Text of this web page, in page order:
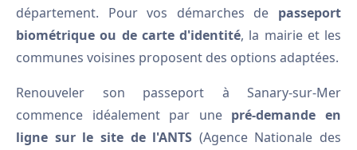
département. Pour vos démarches de passeport
biométrique ou de carte d'identité, la mairie et les
communes voisines proposent des options adaptées.
Renouveler son passeport à Sanary-sur-Mer
commence idéalement par une pré-demande en
ligne sur le site de l'ANTS (Agence Nationale des